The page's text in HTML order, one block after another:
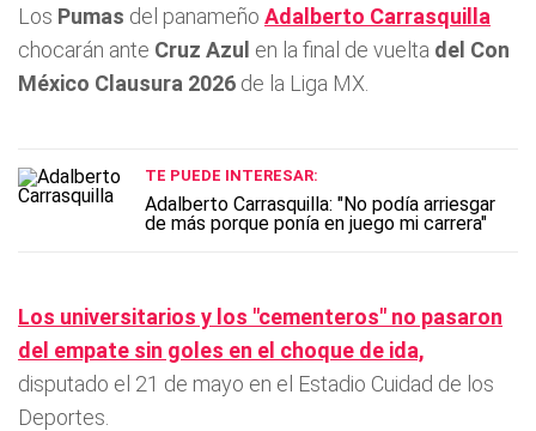
Los Pumas del panameño Adalberto Carrasquilla
chocarán ante Cruz Azul en la final de vuelta del Con
México Clausura 2026 de la Liga MX.
TE PUEDE INTERESAR:
Adalberto Carrasquilla: "No podía arriesgar
de más porque ponía en juego mi carrera"
Los universitarios y los "cementeros" no pasaron
del empate sin goles en el choque de ida,
disputado el 21 de mayo en el Estadio Cuidad de los
Deportes.